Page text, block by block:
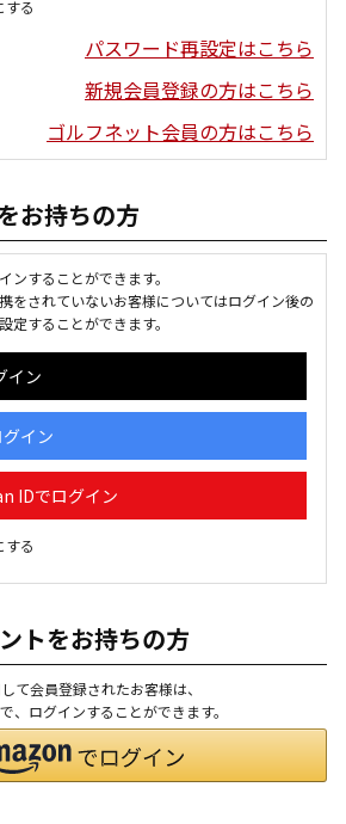
する
パスワード再設定はこちら
新規会員登録の方はこちら
ゴルフネット会員の方はこちら
お持ちの方
ンすることができます。
をされていないお客様についてはログイン後の
定することができます。
イン
イン
IDでログイン
する
トをお持ちの方
て会員登録されたお客様は、
、ログインすることができます。